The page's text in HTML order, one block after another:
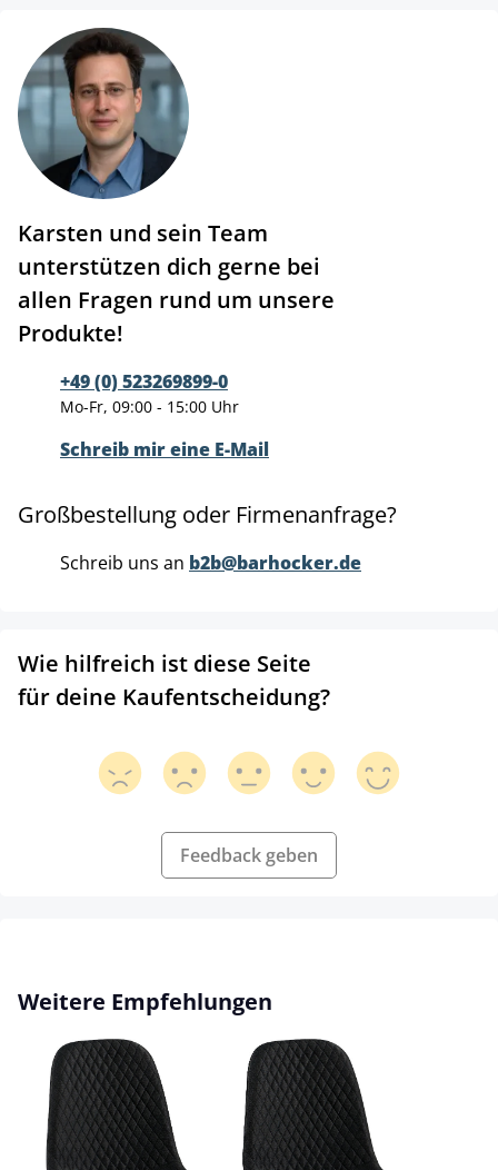
Karsten und sein Team
unterstützen dich gerne bei
allen Fragen rund um unsere
Produkte!
+49 (0) 523269899-0
Mo-Fr, 09:00 - 15:00 Uhr
Schreib mir eine E-Mail
Großbestellung oder Firmenanfrage?
Schreib uns an b2b@barhocker.de
Wie hilfreich ist diese Seite
für deine Kaufentscheidung?
Feedback geben
Produktgalerie überspringen
Weitere Empfehlungen